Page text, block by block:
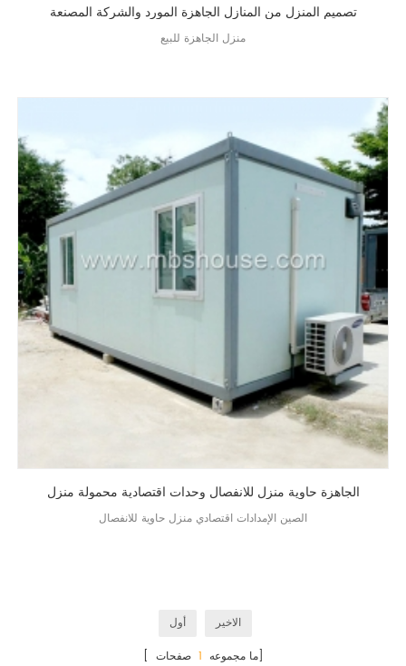
تصميم المنزل من المنازل الجاهزة المورد والشركة المصنعة
منزل الجاهزة للبيع
الجاهزة حاوية منزل للانفصال وحدات اقتصادية محمولة منزل
الصين الإمدادات اقتصادي منزل حاوية للانفصال
أول
الاخير
[ ما مجموعه 1 صفحات]